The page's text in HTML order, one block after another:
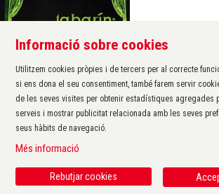
Àrea de cultura de l'Ajuntament de
Carrer Santa Margarida, 1
17200 Palafrugell
972 611 172 ·
cultura@palafrugell.cat
Sitemap | Avís Legal
Informació sobre cookies
Utilitzem cookies pròpies i de tercers per al correcte
si ens dona el seu consentiment, també farem servir
de les seves visites per obtenir estadístiques agregades
serveis i mostrar publicitat relacionada amb les seves
seus hàbits de navegació.
Més informació
Rebutjar cookies